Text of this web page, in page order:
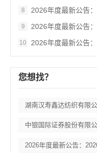
8 2026年度最新公告：五
9 2026年度最新公告
10 2026年度最新公告：广
您想找？
中银国际证券股份有限
2026年度最新公告：